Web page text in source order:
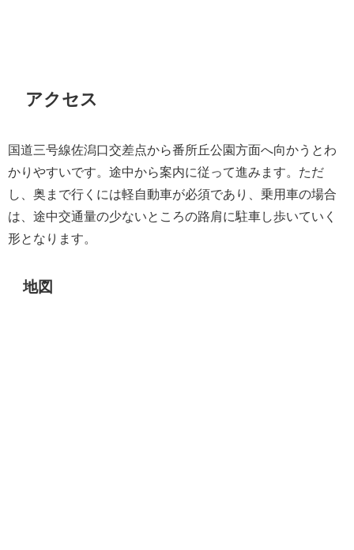
アクセス
国道三号線佐潟口交差点から番所丘公園方面へ向かうとわ
かりやすいです。途中から案内に従って進みます。ただ
し、奥まで行くには軽自動車が必須であり、乗用車の場合
は、途中交通量の少ないところの路肩に駐車し歩いていく
形となります。
地図